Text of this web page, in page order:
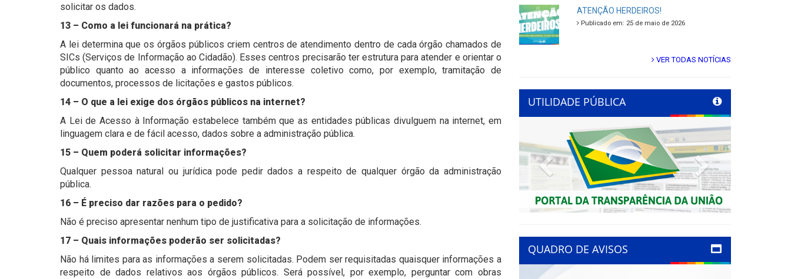
solicitar os dados.
13 – Como a lei funcionará na prática?
A lei determina que os órgãos públicos criem centros de atendimento dentro de cada órgão chamados de
SICs (Serviços de Informação ao Cidadão). Esses centros precisarão ter estrutura para atender e orientar o
público quanto ao acesso a informações de interesse coletivo como, por exemplo, tramitação de
documentos, processos de licitações e gastos públicos.
14 – O que a lei exige dos órgãos públicos na internet?
A Lei de Acesso à Informação estabelece também que as entidades públicas divulguem na internet, em
linguagem clara e de fácil acesso, dados sobre a administração pública.
15 – Quem poderá solicitar informações?
Qualquer pessoa natural ou jurídica pode pedir dados a respeito de qualquer órgão da administração
pública.
16 – É preciso dar razões para o pedido?
Não é preciso apresentar nenhum tipo de justificativa para a solicitação de informações.
17 – Quais informações poderão ser solicitadas?
Não há limites para as informações a serem solicitadas. Podem ser requisitadas quaisquer informações a
respeito de dados relativos aos órgãos públicos. Será possível, por exemplo, perguntar com obras
ATENÇÃO HERDEIROS!
Publicado em: 25 de maio de 2026
VER TODAS NOTÍCIAS
UTILIDADE PÚBLICA
Previous Next
QUADRO DE AVISOS